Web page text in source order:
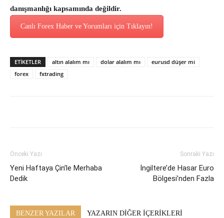
danışmanlığı kapsamında değildir.
Canlı Forex Haber ve Yorumları için Tıklayın!
ETİKETLER altın alalım mı dolar alalım mı
eurusd düşer mi
forex
fxtrading
Önceki Yazı
Yeni Haftaya Çin’le Merhaba
Dedik
Sonraki Yazı
İngiltere’de Hasar Euro
Bölgesi’nden Fazla
BENZER YAZILAR YAZARIN DİĞER İÇERİKLERİ